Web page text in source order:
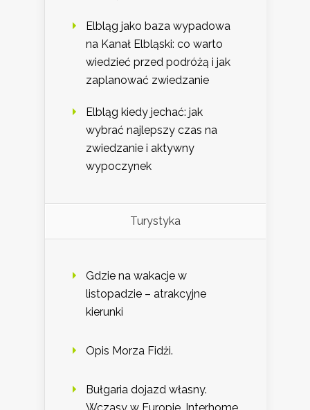
Elbląg jako baza wypadowa
na Kanał Elbląski: co warto
wiedzieć przed podróżą i jak
zaplanować zwiedzanie
Elbląg kiedy jechać: jak
wybrać najlepszy czas na
zwiedzanie i aktywny
wypoczynek
Turystyka
Gdzie na wakacje w
listopadzie – atrakcyjne
kierunki
Opis Morza Fidżi.
Bułgaria dojazd własny.